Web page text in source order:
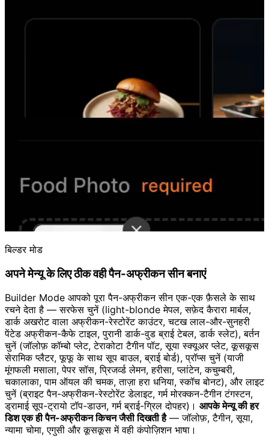
बिल्डर मोड
अपने मेन्यू के लिए ठीक वही पैन-अफ्रीकन सीन बनाएं
Builder Mode आपको पूरा पैन-अफ्रीकन सीन एक-एक फ़ैसले के साथ
रचने देता है — सरफेस चुनें (light-blonde मेपल, सफ़ेद कैरारा मार्बल,
डार्क अखरोट वाला अफ्रीकन-रेस्टोरेंट काउंटर, चटख लाल-और-सुनहरी
पेंटेड अफ्रीकन-कैफे टाइल, पुरानी डार्क-वुड ब्राई टेबल, डार्क स्लेट), बर्तन
चुनें (जॉलोफ़ कॉम्बो प्लेट, टेराकोटा टैगीन पॉट, सूया स्क्यूअर प्लेट, कूसकूस
सेरामिक प्लैटर, फूफू के साथ सूप बाउल, ब्राई बोर्ड), प्रॉप्स चुनें (याजी
मूंगफली मसाला, पेपर सॉस, प्रिजर्व्ड लेमन, हरीसा, प्लांटेन, कचुम्बरी,
चकालाका, पाम ऑयल की चमक, ताज़ा हरा धनिया, स्कॉच बोनट), और लाइट
चुनें (ब्राइट पैन-अफ्रीकन-रेस्टोरेंट डेलाइट, गर्म मोरक्कन-टैगीन टंगस्टन,
ड्रामाई सूप-ट्रायो टॉप-डाउन, गर्म ब्राई-ग्रिल दोपहर)। आपके मेन्यू की हर
डिश एक ही पैन-अफ्रीकन किचन जैसी दिखती है— जॉलोफ़, टैगीन, सूया,
न्यामा चोमा, एगुसी और कूसकूस में वही कंपोज़िशन भाषा।